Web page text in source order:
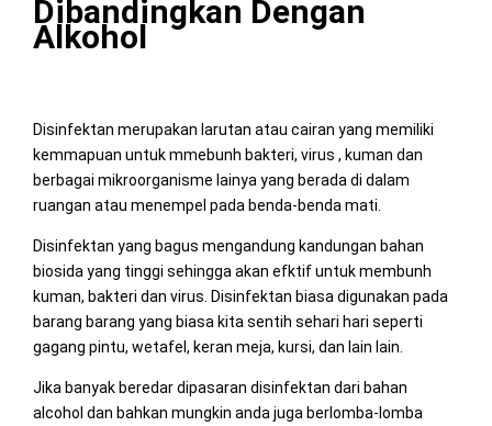
Dibandingkan Dengan
Alkohol
Disinfektan merupakan larutan atau cairan yang memiliki
kemmapuan untuk mmebunh bakteri, virus , kuman dan
berbagai mikroorganisme lainya yang berada di dalam
ruangan atau menempel pada benda-benda mati.
Disinfektan yang bagus mengandung kandungan bahan
biosida yang tinggi sehingga akan efktif untuk membunh
kuman, bakteri dan virus. Disinfektan biasa digunakan pada
barang barang yang biasa kita sentih sehari hari seperti
gagang pintu, wetafel, keran meja, kursi, dan lain lain.
Jika banyak beredar dipasaran disinfektan dari bahan
alcohol dan bahkan mungkin anda juga berlomba-lomba